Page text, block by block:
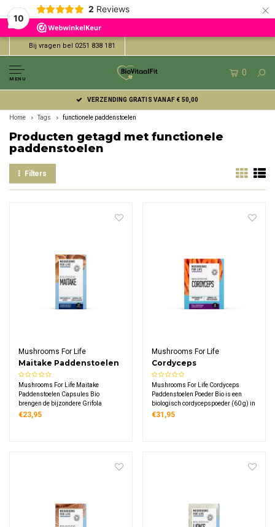
10
2 Reviews ×
Bij vragen bel 0251 838 181
MENU
0
VERZENDING GRATIS VANAF € 50,00
Home Tags functionele paddenstoelen
Producten getagd met functionele
paddenstoelen
Filters
Mushrooms For Life
Maitake Paddenstoelen
Capsules Bio
Mushrooms For Life Maitake
Paddenstoelen Capsules Bio
brengen de bijzondere Grifola
frondosa paddenstoel in een
€23,95
Mushrooms For Life
Cordyceps
Paddenstoelen Poeder
Bio
Mushrooms For Life Cordyceps
Paddenstoelen Poeder Bio is een
biologisch cordycepspoeder (60 g) in
een glazen pot dat je simpel mengt
€31,95